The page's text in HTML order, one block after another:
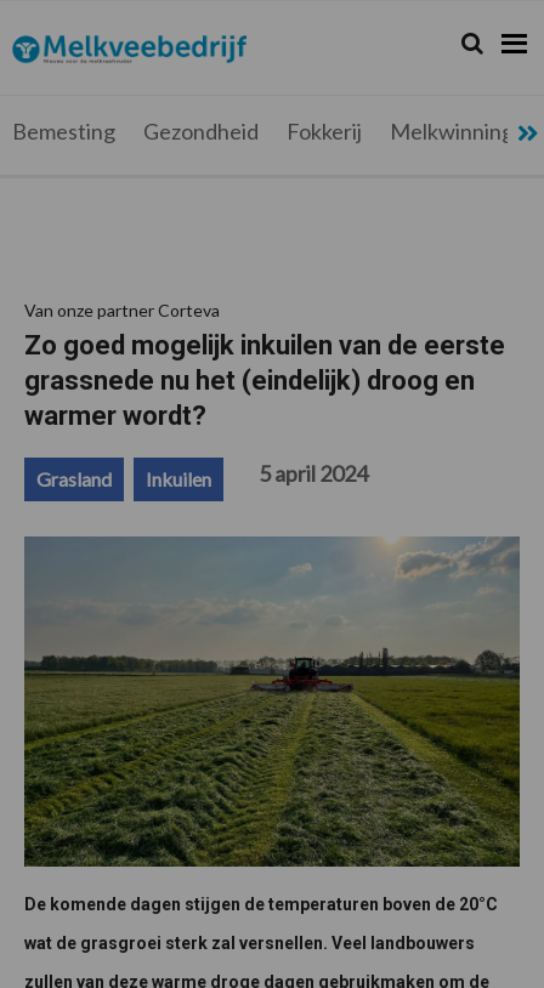
de
hoofdnavigatie
de
hoofd
de
eerste
de
voettekst
Melkveebedrijf.be
Nieuws
melkveehouder
Zoeken...
Zoek
Bemesting Gezondheid Fokkerij Melkwinning
Van onze partner Corteva
Zo goed mogelijk inkuilen van de eerste
grassnede nu het (eindelijk) droog en
warmer wordt?
Grasland Inkuilen 5 april 2024
De komende dagen stijgen de temperaturen boven de 20°C
wat de grasgroei sterk zal versnellen. Veel landbouwers
zullen van deze warme droge dagen gebruikmaken om de